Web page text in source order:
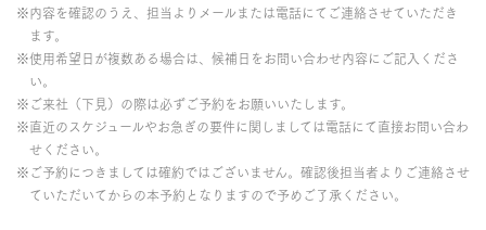
※内容を確認のうえ、担当よりメールまたは電話にてご連絡させていただき
ます。
※使用希望日が複数ある場合は、候補日をお問い合わせ内容にご記入くださ
い。
※ご来社（下見）の際は必ずご予約をお願いいたします。
※直近のスケジュールやお急ぎの要件に関しましては電話にて直接お問い合わ
せください。
※ご予約につきましては確約ではございません。確認後担当者よりご連絡させ
ていただいてからの本予約となりますので予めご了承ください。